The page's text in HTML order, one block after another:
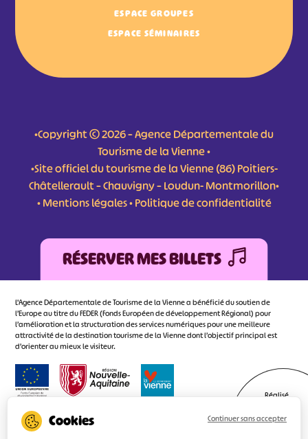
ESPACE GROUPES
ESPACE SÉMINAIRES
•Copyright © 2026 – Agence Départementale du
Tourisme de la Vienne •
•Site officiel du tourisme de la Vienne (86) Poitiers-
Châtellerault – Chauvigny – Loudun- Montmorillon•
•Mentions légales•Politique de confidentialité
RÉSERVER MES BILLETS
L'Agence Départementale de Tourisme de la Vienne a bénéficié du soutien de
l’Europe au titre du FEDER (Fonds Européen de développement Régional) pour
l’amélioration et la structuration des services numériques pour une meilleure
attractivité de la destination tourisme de la Vienne dont l’objectif principal est
d’orienter au mieux le visiteur.
Réalisé
Continuer sans accepter